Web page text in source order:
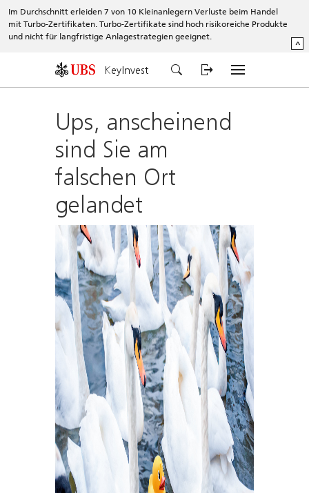
Im Durchschnitt erleiden 7 von 10 Kleinanlegern Verluste beim Handel
mit Turbo-Zertifikaten. Turbo-Zertifikate sind hoch risikoreiche Produkte
und nicht für langfristige Anlagestrategien geeignet.
^
KeyInvest
Ups, anscheinend
sind Sie am
falschen Ort
gelandet